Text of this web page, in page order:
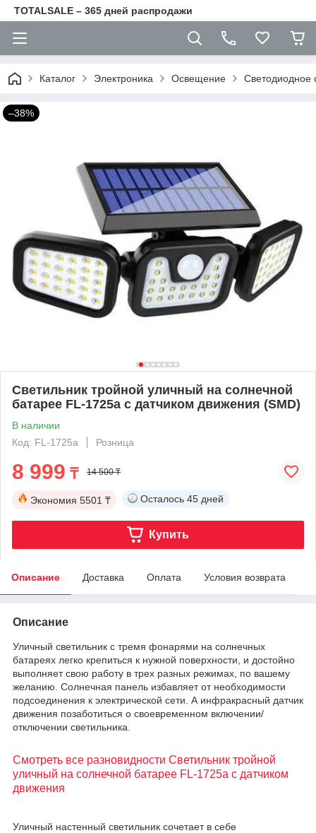
TOTALSALE – 365 дней распродажи
Каталог Электроника Освещение Светодиодное
–38%
Светильник тройной уличный на солнечной
батарее FL-1725a с датчиком движения (SMD)
В наличии
Код: FL-1725a
Розница
8 999 ₸ 14 500 ₸
Экономия 5501 ₸ Осталось 45 дней
Купить
Описание Доставка Оплата Условия возврата
Описание
Уличный светильник с тремя фонарями на солнечных
батареях легко крепиться к нужной поверхности, и достойно
выполняет свою работу в трех разных режимах, по вашему
желанию. Солнечная панель избавляет от необходимости
подсоединения к электрической сети. А инфракрасный датчик
движения позаботиться о своевременном включении/
отключении светильника.
Смотреть все разновидности Светильник тройной
уличный на солнечной батарее FL-1725a с датчиком
движения
Уличный настенный светильник сочетает в себе